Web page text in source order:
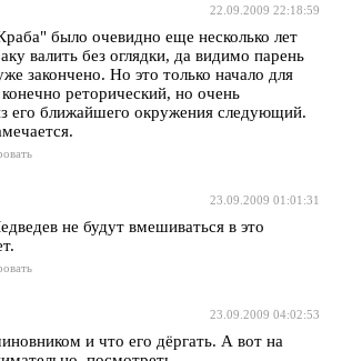
22.09.2009 22:18:59
было очевидно еще несколько лет
валить без оглядки, да видимо парень
закончено. Но это только начало для
реторический, но очень
его ближайшего окружения следующий.
23.09.2009 01:01:31
не будут вмешиваться в это
23.09.2009 04:02:53
и что его дёргать. А вот на